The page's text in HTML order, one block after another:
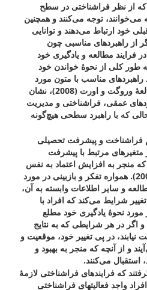
که از نظر فراشناختی در سطح
می‌خوانند، توجه می‌کنند و همچنین
خود ارتباط می‌دهند و توانایی
از راهبردهای مناسبی چون
فرایند مطالعه و یادگیری خود
طور کلی از نحوۀ خواندن خود
راهبردهای مناسب با متون مورد
مطالعه را انتخاب کنند. در مطالعۀ وروگت و اورت (2008)، نشان
عمقی، فراشناختی و مدیریت
حالی که با راهبرد سطحی هیچ‌گونه
فراشناخت و پیشرفت تحصیلی
مرتبط با پیشرفت
است (کوتینهو،2007) که منجر به افزایش اعتماد به نفس
یادگیرندگان می‌شود (سمار،2007). همواره تفکر و بازبینی در مورد
و سایر اطلاعات وابسته به آن،
شرایط می‌کند که افراد با
مورد نحوۀ یادگیری خود مطلع
و اگر در هر شرایطی که به نتایج
در پی تغییر خود، موقعیت و
و از آنچه که منجر به بهبود و
می‌کنند.
(1992)، نتیجه گرفتند که فرایندهای فراشناختی لازمۀ
واجد فعالیت­های فراشناختی